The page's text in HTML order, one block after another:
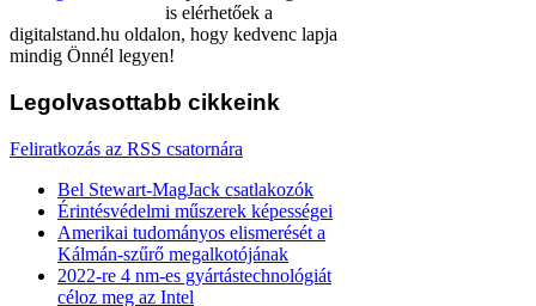
is elérhetőek a
digitalstand.hu oldalon, hogy kedvenc lapja
mindig Önnél legyen!
Legolvasottabb cikkeink
Feliratkozás az RSS csatornára
Bel Stewart-MagJack csatlakozók
Érintésvédelmi műszerek képességei
Amerikai tudományos elismerését a
Kálmán-szűrő megalkotójának
2022-re 4 nm-es gyártástechnológiát
céloz meg az Intel